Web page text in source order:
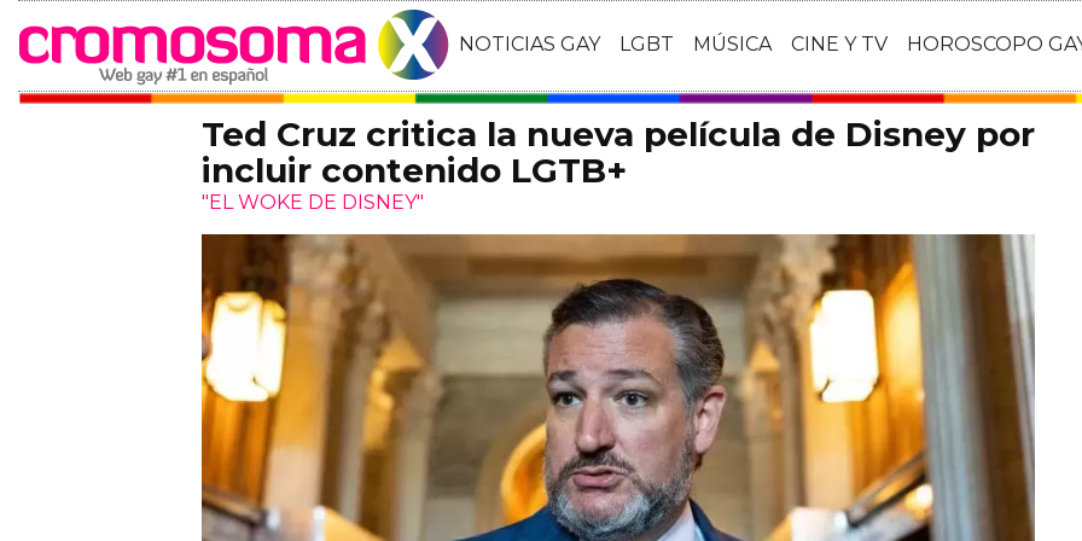
NOTICIAS GAY LGBT MÚSICA CINE Y TV HOROSCOPO
Ted Cruz critica la nueva película de Disney por
incluir contenido LGTB+
"EL WOKE DE DISNEY"